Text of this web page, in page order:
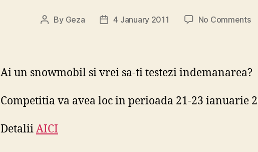
Post
By Geza
Post4 January 2011 No Commentson
la
Ai un snowmobil si vrei sa-ti testezi indemanarea?
Competitia va avea loc in perioada 21-23 ianuarie
DetaliiAICI